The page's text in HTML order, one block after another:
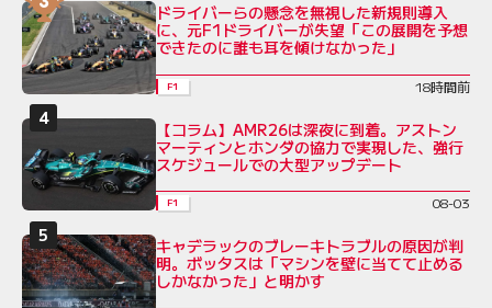
ドライバーらの懸念を無視した新規則導入
に、元F1ドライバーが失望「この展開を予想
できたのに誰も耳を傾けなかった」
F1 18時間前
【コラム】AMR26は深夜に到着。アストン
マーティンとホンダの協力で実現した、強行
スケジュールでの大型アップデート
F1 08-03
キャデラックのブレーキトラブルの原因が判
明。ボッタスは「マシンを壁に当てて止める
しかなかった」と明かす